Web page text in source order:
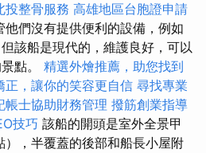
投整骨服務 高雄地區台胞證申請
他們沒有提供便利的設備，例如
該船是現代的，維護良好，可以
點。 精選外燴推薦，助您找到
正，讓你的笑容更自信 尋找專業
帳士協助財務管理 撥筋創業指導
技巧 該船的開頭是室外全景甲
，半覆蓋的後部和船長小屋附